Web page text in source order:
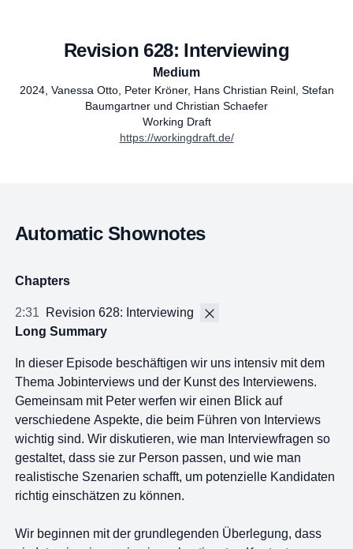
Revision 628: Interviewing
Medium
2024, Vanessa Otto, Peter Kröner, Hans Christian Reinl, Stefan
Baumgartner und Christian Schaefer
Working Draft
https://workingdraft.de/
Automatic Shownotes
Chapters
2:31
Revision 628: Interviewing
Long Summary
In dieser Episode beschäftigen wir uns intensiv mit dem
Thema Jobinterviews und der Kunst des Interviewens.
Gemeinsam mit Peter werfen wir einen Blick auf
verschiedene Aspekte, die beim Führen von Interviews
wichtig sind. Wir diskutieren, wie man Interviewfragen so
gestaltet, dass sie zur Person passen, und wie man
realistische Szenarien schafft, um potenzielle Kandidaten
richtig einschätzen zu können.
Wir beginnen mit der grundlegenden Überlegung, dass